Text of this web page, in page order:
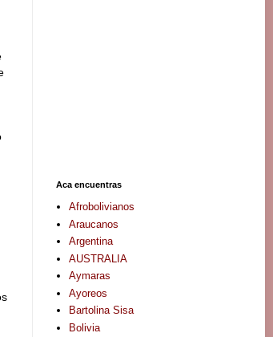
Aca encuentras
Afrobolivianos
Araucanos
Argentina
AUSTRALIA
Aymaras
Ayoreos
Bartolina Sisa
Bolivia